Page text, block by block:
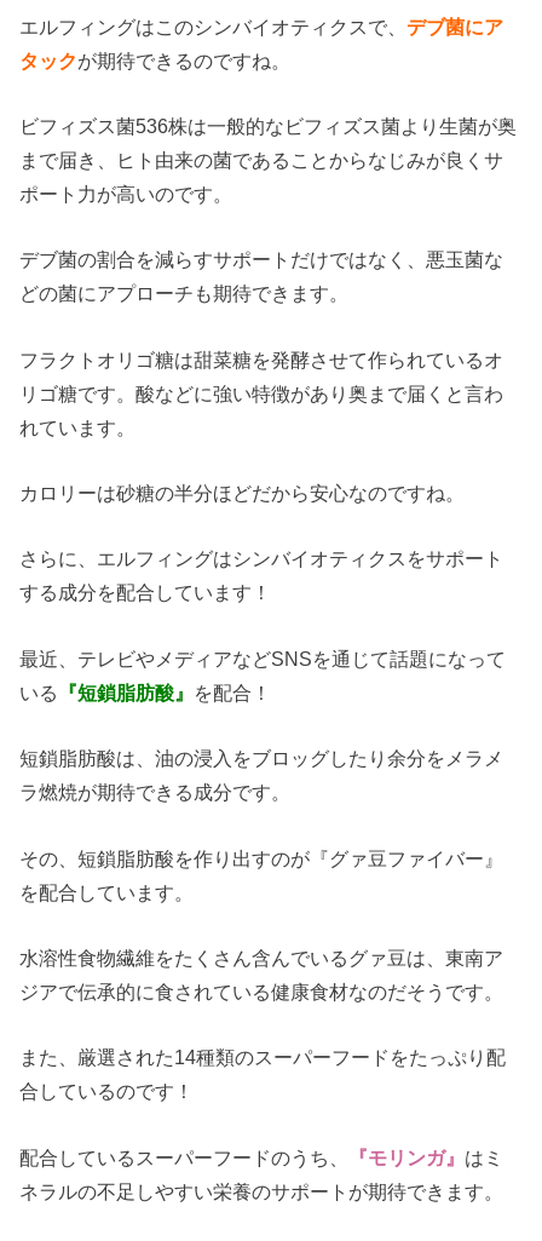
エルフィングはこのシンバイオティクスで、デブ菌にア
タックが期待できるのですね。
ビフィズス菌536株は一般的なビフィズス菌より生菌が奥
まで届き、ヒト由来の菌であることからなじみが良くサ
ポート力が高いのです。
デブ菌の割合を減らすサポートだけではなく、悪玉菌な
どの菌にアプローチも期待できます。
フラクトオリゴ糖は甜菜糖を発酵させて作られているオ
リゴ糖です。酸などに強い特徴があり奥まで届くと言わ
れています。
カロリーは砂糖の半分ほどだから安心なのですね。
さらに、エルフィングはシンバイオティクスをサポート
する成分を配合しています！
最近、テレビやメディアなどSNSを通じて話題になって
いる
『短鎖脂肪酸』 を配合！
短鎖脂肪酸は、油の浸入をブロッグしたり余分をメラメ
ラ燃焼が期待できる成分です。
その、短鎖脂肪酸を作り出すのが『グァ豆ファイバー』
を配合しています。
水溶性食物繊維をたくさん含んでいるグァ豆は、東南ア
ジアで伝承的に食されている健康食材なのだそうです。
また、厳選された14種類のスーパーフードをたっぷり配
合しているのです！
配合しているスーパーフードのうち、 『モリンガ』 はミ
ネラルの不足しやすい栄養のサポートが期待できます。